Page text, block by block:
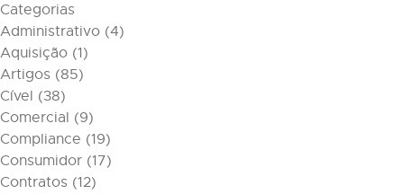
Categorias
Administrativo (4)
Aquisição (1)
Artigos (85)
Cível (38)
Comercial (9)
Compliance (19)
Consumidor (17)
Contratos (12)